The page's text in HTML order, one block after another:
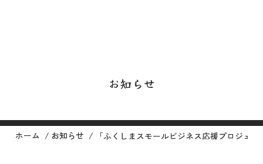
お知らせ
ホーム / お知らせ / 「ふくしまスモールビジネス応援プロジェ